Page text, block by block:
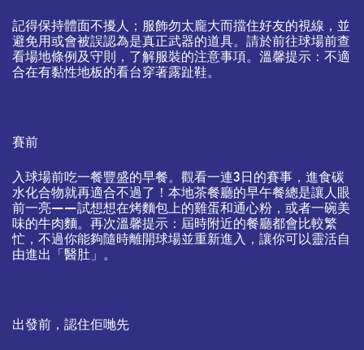
記得保持體面不擾人；服飾勿太龐大而擋住好友的視線，並
避免用或會被誤認為是真正武器的道具。請於前往球場前查
看場地條例及守則，了解服裝的注意事項。溫馨提示：不適
合在有黏性地板的看台穿著露趾鞋。
賽前
入球場前吃一餐豐盛的早餐。觀看一連3日的賽事，進食碳
水化合物就再適合不過了！本地茶餐廳的早午餐總是讓人眼
前一亮——試想想在烤麵包上的雞蛋和通心粉，或者一碗美
味的牛肉麵。再次溫馨提示：屆時附近的餐廳都會比較繁
忙，不過你能夠隨時離開球場並重新進入，讓你可以靈活自
由進出「醫肚」。
出發前，認住佢哋先